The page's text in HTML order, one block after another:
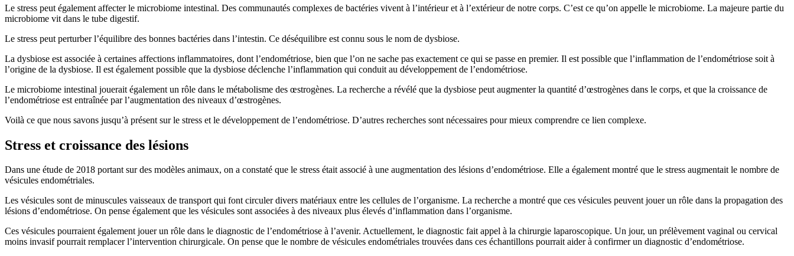
Le stress peut également affecter le microbiome intestinal. Des communautés complexes de bactéries vivent à l’intérieur et à l’extérieur de notre corps. C’est ce qu’on appelle le microbiome. La majeure partie du
microbiome vit dans le tube digestif.
Le stress peut perturber l’équilibre des bonnes bactéries dans l’intestin. Ce déséquilibre est connu sous le nom de dysbiose.
La dysbiose est associée à certaines affections inflammatoires, dont l’endométriose, bien que l’on ne sache pas exactement ce qui se passe en premier. Il est possible que l’inflammation de l’endométriose soit à
l’origine de la dysbiose. Il est également possible que la dysbiose déclenche l’inflammation qui conduit au développement de l’endométriose.
Le microbiome intestinal jouerait également un rôle dans le métabolisme des œstrogènes. La recherche a révélé que la dysbiose peut augmenter la quantité d’œstrogènes dans le corps, et que la croissance de
l’endométriose est entraînée par l’augmentation des niveaux d’œstrogènes.
Voilà ce que nous savons jusqu’à présent sur le stress et le développement de l’endométriose. D’autres recherches sont nécessaires pour mieux comprendre ce lien complexe.
Stress et croissance des lésions
Dans une étude de 2018 portant sur des modèles animaux, on a constaté que le stress était associé à une augmentation des lésions d’endométriose. Elle a également montré que le stress augmentait le nombre de
vésicules endométriales.
Les vésicules sont de minuscules vaisseaux de transport qui font circuler divers matériaux entre les cellules de l’organisme. La recherche a montré que ces vésicules peuvent jouer un rôle dans la propagation des
lésions d’endométriose. On pense également que les vésicules sont associées à des niveaux plus élevés d’inflammation dans l’organisme.
Ces vésicules pourraient également jouer un rôle dans le diagnostic de l’endométriose à l’avenir. Actuellement, le diagnostic fait appel à la chirurgie laparoscopique. Un jour, un prélèvement vaginal ou cervical
moins invasif pourrait remplacer l’intervention chirurgicale. On pense que le nombre de vésicules endométriales trouvées dans ces échantillons pourrait aider à confirmer un diagnostic d’endométriose.